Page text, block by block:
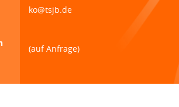
ko@tsjb.de
(auf Anfrage)